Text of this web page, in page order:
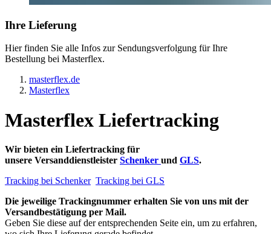
Ihre Lieferung
Hier finden Sie alle Infos zur Sendungsverfolgung für Ihre
Bestellung bei Masterflex.
masterflex.de
Masterflex
Masterflex Liefertracking
Wir bieten ein Liefertracking für
unsere Versanddienstleister Schenker und GLS.
Tracking bei Schenker Tracking bei GLS
Die jeweilige Trackingnummer erhalten Sie von uns mit der
Versandbestätigung per Mail.
Geben Sie diese auf der entsprechenden Seite ein, um zu erfahren,